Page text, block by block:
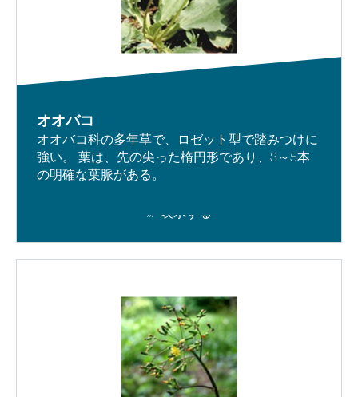
オオバコ
オオバコ科の多年草で、ロゼット型で踏みつけに
強い。 葉は、先の尖った楕円形であり、3～5本
の明確な葉脈がある。
表示する